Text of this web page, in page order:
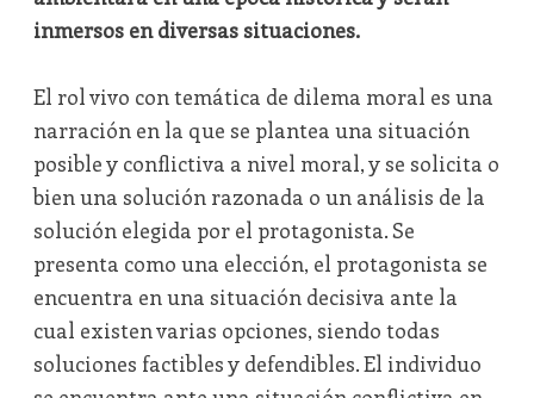
inmersos en diversas situaciones.
El rol vivo con temática de dilema moral es una
narración en la que se plantea una situación
posible y conflictiva a nivel moral, y se solicita o
bien una solución razonada o un análisis de la
solución elegida por el protagonista. Se
presenta como una elección, el protagonista se
encuentra en una situación decisiva ante la
cual existen varias opciones, siendo todas
soluciones factibles y defendibles. El individuo